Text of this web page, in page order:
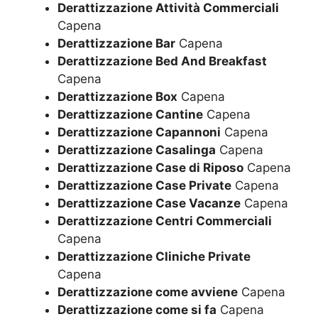
Derattizzazione Attività Commerciali
Capena
Derattizzazione Bar Capena
Derattizzazione Bed And Breakfast
Capena
Derattizzazione Box Capena
Derattizzazione Cantine Capena
Derattizzazione Capannoni Capena
Derattizzazione Casalinga Capena
Derattizzazione Case di Riposo Capena
Derattizzazione Case Private Capena
Derattizzazione Case Vacanze Capena
Derattizzazione Centri Commerciali
Capena
Derattizzazione Cliniche Private
Capena
Derattizzazione come avviene Capena
Derattizzazione come si fa Capena